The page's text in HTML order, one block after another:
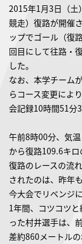
2015年1月3日（土
競走）復路が開催
ップでゴール（復
回目にして往路・
した。
なお、本学チーム
らコース変更によ
会記録10時間51分
午前8時00分、気
から復路109.6キロ
復路のレースの流
されたのは、昨年
今大会でリベンジ
1年間、コツコツ
った村井選手は、
差約860メートル